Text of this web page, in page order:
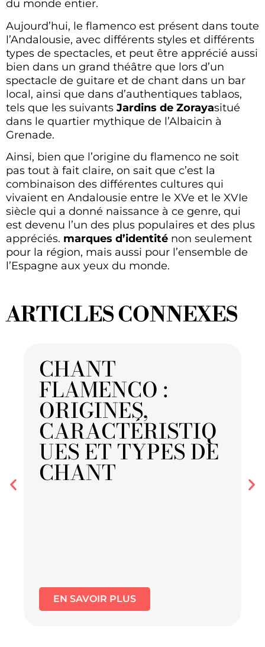
du monde entier.
Aujourd’hui, le flamenco est présent dans toute
l’Andalousie, avec différents styles et différents
types de spectacles, et peut être apprécié aussi
bien dans un grand théâtre que lors d’un
spectacle de guitare et de chant dans un bar
local, ainsi que dans d’authentiques tablaos,
tels que les suivantsJardins de Zorayasitué
dans le quartier mythique de l’Albaicin à
Grenade.
Ainsi, bien que l’origine du flamenco ne soit
pas tout à fait claire, on sait que c’est la
combinaison des différentes cultures qui
vivaient en Andalousie entre le XVe et le XVIe
siècle qui a donné naissance à ce genre, qui
est devenu l’un des plus populaires et des plus
appréciés. marques d’identité non seulement
pour la région, mais aussi pour l’ensemble de
l’Espagne aux yeux du monde.
ARTICLES CONNEXES
CHANT
FLAMENCO :
ORIGINES,
CARACTÉRISTIQ
UES ET TYPES DE
CHANT
EN SAVOIR PLUS